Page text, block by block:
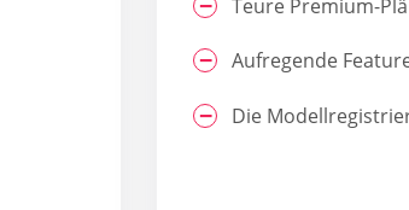
Teure Premium-
Aufregende
Die